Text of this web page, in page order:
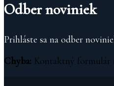
Odber noviniek
Prihláste sa na odber
Chyba: Kontaktný formulár